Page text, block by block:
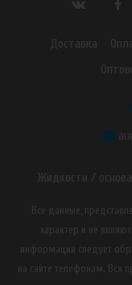
Доставка
Жидкости /
Все данные,
характер и не
информации следует
на сайте телефонам. Вся